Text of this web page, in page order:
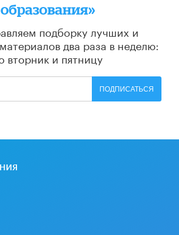
образования»
подборку лучших и
два раза в неделю:
вторник и пятницу
ПОДПИСАТЬСЯ